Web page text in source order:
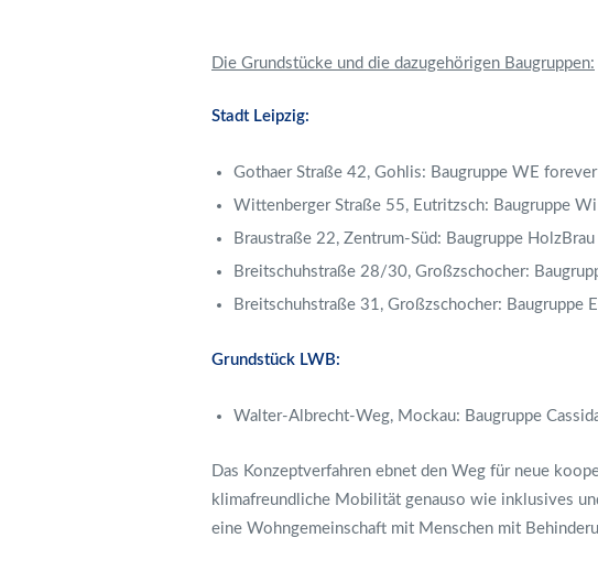
Die Grundstücke und die dazugehörigen Baugruppen:
Stadt Leipzig:
Gothaer Straße 42, Gohlis: Baugruppe WE
Wittenberger Straße 55, Eutritzsch: Baugruppe
Braustraße 22, Zentrum-Süd: Baugruppe
Breitschuhstraße 28/30, Großzschocher:
Breitschuhstraße 31, Großzschocher: Baugruppe
Grundstück LWB:
Walter-Albrecht-Weg, Mockau: Baugruppe
Das Konzeptverfahren ebnet den Weg für neue
klimafreundliche Mobilität genauso wie inklusives
eine Wohngemeinschaft mit Menschen mit